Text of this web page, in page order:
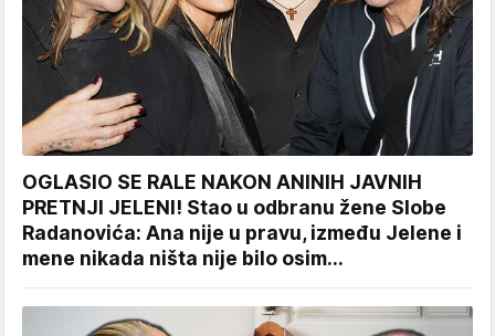
OGLASIO SE RALE NAKON ANINIH JAVNIH
PRETNJI JELENI! Stao u odbranu žene Slobe
Radanovića: Ana nije u pravu, između Jelene i
mene nikada ništa nije bilo osim...